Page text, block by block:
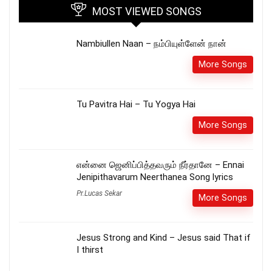
MOST VIEWED SONGS
Nambiullen Naan – நம்பியுள்ளேன் நான்
More Songs
Tu Pavitra Hai – Tu Yogya Hai
More Songs
என்னை ஜெனிப்பித்தவரும் நீர்தானே – Ennai
Jenipithavarum Neerthanea Song lyrics
Pr.Lucas Sekar More Songs
Jesus Strong and Kind – Jesus said That if
I thirst